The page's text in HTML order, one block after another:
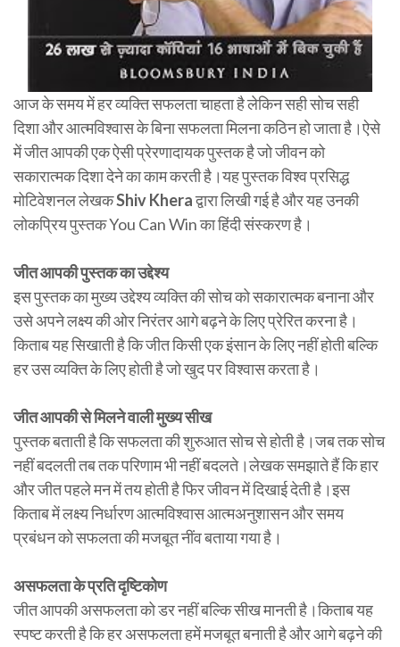
आज के समय में हर व्यक्ति सफलता चाहता है लेकिन सही सोच सही
दिशा और आत्मविश्वास के बिना सफलता मिलना कठिन हो जाता है।ऐसे
में जीत आपकी एक ऐसी प्रेरणादायक पुस्तक है जो जीवन को
सकारात्मक दिशा देने का काम करती है।यह पुस्तक विश्व प्रसिद्ध
मोटिवेशनल लेखकShiv Kheraद्वारा लिखी गई है और यह उनकी
लोकप्रिय पुस्तक You Can Win का हिंदी संस्करण है।
जीत आपकी पुस्तक का उद्देश्य
इस पुस्तक का मुख्य उद्देश्य व्यक्ति की सोच को सकारात्मक बनाना और
उसे अपने लक्ष्य की ओर निरंतर आगे बढ़ने के लिए प्रेरित करना है।
किताब यह सिखाती है कि जीत किसी एक इंसान के लिए नहीं होती बल्कि
हर उस व्यक्ति के लिए होती है जो खुद पर विश्वास करता है।
जीत आपकी से मिलने वाली मुख्य सीख
पुस्तक बताती है कि सफलता की शुरुआत सोच से होती है।जब तक सोच
नहीं बदलती तब तक परिणाम भी नहीं बदलते।लेखक समझाते हैं कि हार
और जीत पहले मन में तय होती है फिर जीवन में दिखाई देती है।इस
किताब में लक्ष्य निर्धारण आत्मविश्वास आत्मअनुशासन और समय
प्रबंधन को सफलता की मजबूत नींव बताया गया है।
असफलता के प्रति दृष्टिकोण
जीत आपकी असफलता को डर नहीं बल्कि सीख मानती है।किताब यह
स्पष्ट करती है कि हर असफलता हमें मजबूत बनाती है और आगे बढ़ने की